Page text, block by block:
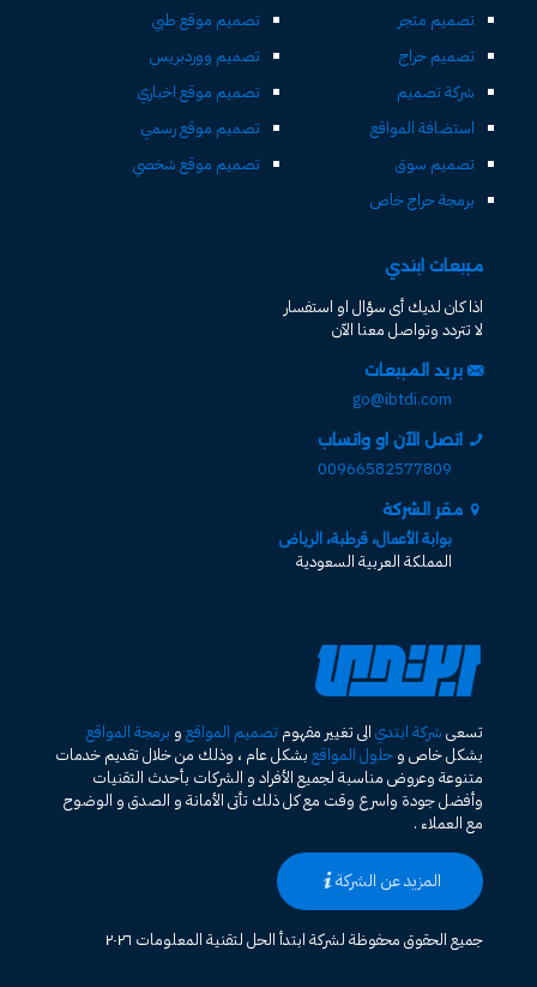
تصميم متجر
تصميم حراج
شركة تصميم
استضافة المواقع
تصميم سوق
برمجة حراج خاص
تصميم موقع طبي
تصميم ووردبريس
تصميم موقع اخباري
تصميم موقع رسمي
تصميم موقع شخصي
مبيعات ابتدي
اذا كان لديك أى سؤال او استفسار
لا تتردد وتواصل معنا الآن
بريد المبيعات
go@ibtdi.com
اتصل الآن او واتساب
00966582577809
مقر الشركة
بوابة الأعمال، قرطبة، الرياض
المملكة العربية السعودية
تسعى شركة ابتدي الى تغيير مفهوم تصميم المواقع و برمجة المواقع
بشكل خاص و حلول المواقع بشكل عام ، وذلك من خلال تقديم خدمات
متنوعة وعروض مناسبة لجميع الأفراد و الشركات بأحدث التقنيات
وأفضل جودة واسرع وقت مع كل ذلك تأتى الأمانة و الصدق و الوضوح
مع العملاء .
المزيد عن الشركة
جميع الحقوق محفوظة لشركة ابتدأ الحل لتقنية المعلومات ٢٠٢٦